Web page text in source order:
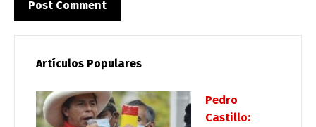
Artículos Populares
Pedro
Castillo: